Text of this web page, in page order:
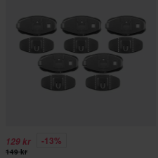
129 kr -13%
149 kr